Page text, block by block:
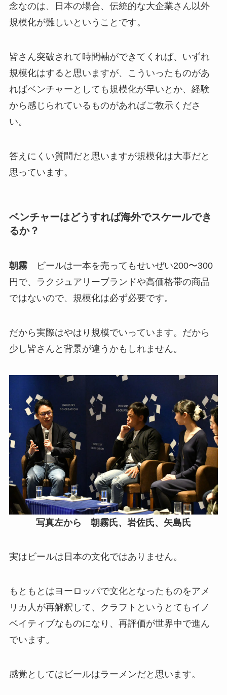
念なのは、日本の場合、伝統的な大企業さん以外
規模化が難しいということです。
皆さん突破されて時間軸ができてくれば、いずれ
規模化はすると思いますが、こういったものがあ
ればベンチャーとしても規模化が早いとか、経験
から感じられているものがあればご教示くださ
い。
答えにくい質問だと思いますが規模化は大事だと
思っています。
ベンチャーはどうすれば海外でスケールでき
るか？
朝霧ビールは一本を売ってもせいぜい200〜300
円で、ラクジュアリーブランドや高価格帯の商品
ではないので、規模化は必ず必要です。
だから実際はやはり規模でいっています。だから
少し皆さんと背景が違うかもしれません。
写真左から 朝霧氏、岩佐氏、矢島氏
実はビールは日本の文化ではありません。
もともとはヨーロッパで文化となったものをアメ
リカ人が再解釈して、クラフトというとてもイノ
ベイティブなものになり、再評価が世界中で進ん
でいます。
感覚としてはビールはラーメンだと思います。